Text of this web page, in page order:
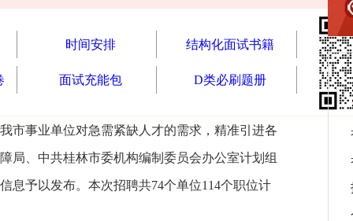
时间安排 结构化面试书籍
面试充能包 D类必刷题册
事业单位对急需紧缺人才的需求，精准引进各
局、中共桂林市委机构编制委员会办公室计划组
息予以发布。本次招聘共74个单位114个职位计